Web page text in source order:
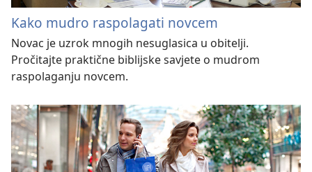
Kako mudro raspolagati novcem
Novac je uzrok mnogih nesuglasica u obitelji.
Pročitajte praktične biblijske savjete o mudrom
raspolaganju novcem.